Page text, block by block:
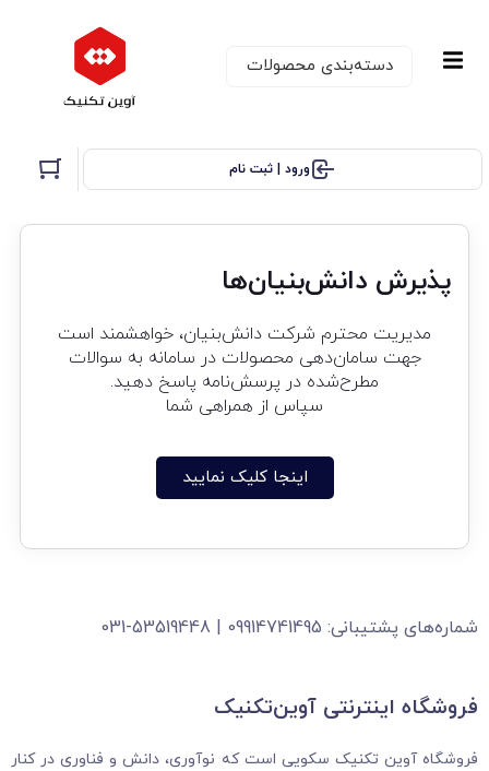
دسته‌بندی‌ محصولات
ورود | ثبت نام
پذیرش دانش‌‌بنیان‌‌ها
مدیریت محترم شرکت دانش‌بنیان، خواهشمند است
جهت سامان‌دهی محصولات در سامانه به سوالات
مطرح‌شده در پرسش‌نامه پاسخ دهید.
سپاس از همراهی شما
اینجا کلیک نمایید
شماره‌های پشتیبانی: 09914741495 | 53519448-031
فروشگاه‌ اینترنتی آوین‌تکنیک
فروشگاه آوین تکنیک سکویی است که نوآوری، دانش و فناوری در کنار